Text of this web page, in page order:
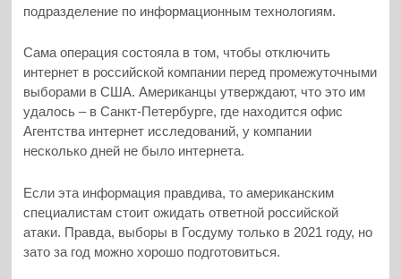
подразделение по информационным технологиям.
Сама операция состояла в том, чтобы отключить
интернет в российской компании перед промежуточными
выборами в США. Американцы утверждают, что это им
удалось – в Санкт-Петербурге, где находится офис
Агентства интернет исследований, у компании
несколько дней не было интернета.
Если эта информация правдива, то американским
специалистам стоит ожидать ответной российской
атаки. Правда, выборы в Госдуму только в 2021 году, но
зато за год можно хорошо подготовиться.